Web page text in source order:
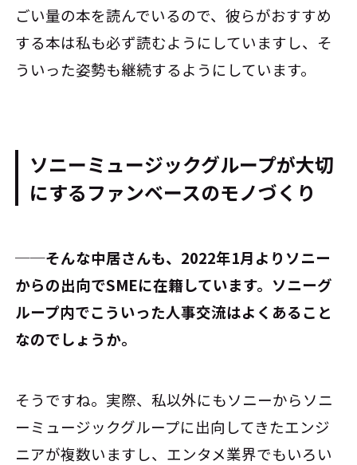
ごい量の本を読んでいるので、彼らがおすすめ
する本は私も必ず読むようにしていますし、そ
ういった姿勢も継続するようにしています。
ソニーミュージックグループが大切
にするファンベースのモノづくり
──そんな中居さんも、2022年1月よりソニー
からの出向でSMEに在籍しています。ソニーグ
ループ内でこういった人事交流はよくあること
なのでしょうか。
そうですね。実際、私以外にもソニーからソニ
ーミュージックグループに出向してきたエンジ
ニアが複数いますし、エンタメ業界でもいろい